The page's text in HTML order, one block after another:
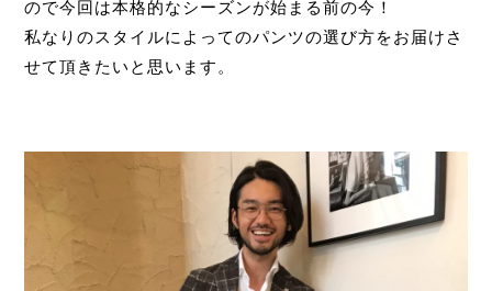
ので今回は本格的なシーズンが始まる前の今！
私なりのスタイルによってのパンツの選び方をお届けさ
せて頂きたいと思います。